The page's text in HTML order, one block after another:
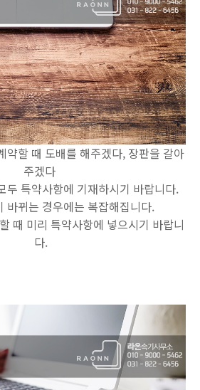
약할 때 도배를 해주겠다, 장판을 갈아
주겠다
두 특약사항에 기재하시기 바랍니다.
바뀌는 경우에는 복잡해집니다.
때 미리 특약사항에 넣으시기 바랍니
다.